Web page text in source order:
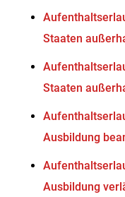
Staaten
Staaten
Ausbildung
Ausbildung